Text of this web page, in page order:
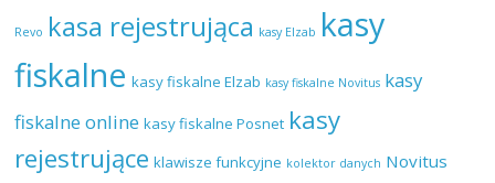
Revo kasa rejestrująca kasy Elzab kasy
fiskalne kasy fiskalne Elzab kasy fiskalne Novitus kasy
fiskalne online kasy fiskalne Posnet kasy
rejestrujące klawisze funkcyjne kolektor danych Novitus